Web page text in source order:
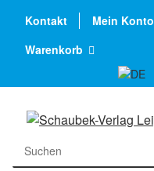
Kontakt Mein Konto
Warenkorb